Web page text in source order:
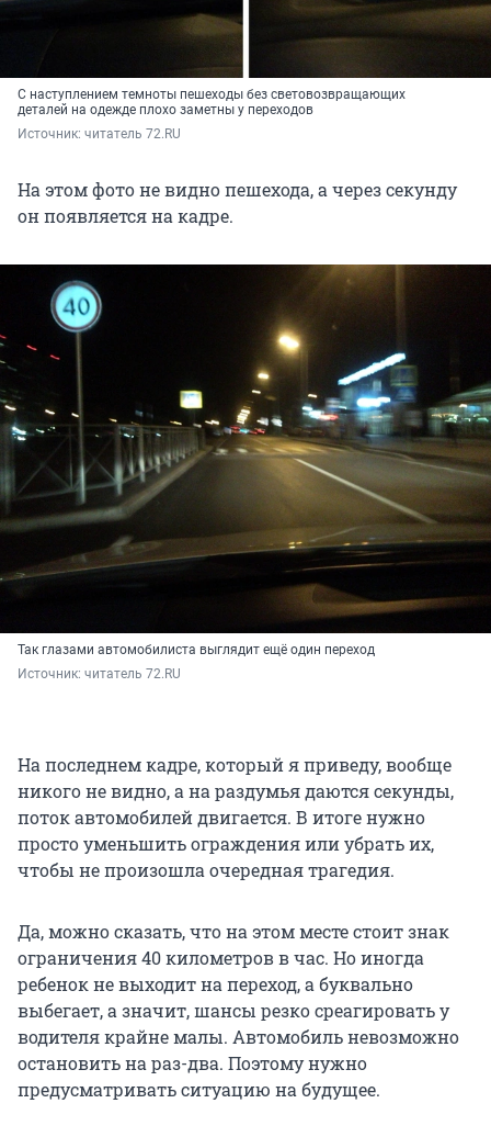
С наступлением темноты пешеходы без световозвращающих
деталей на одежде плохо заметны у переходов
Источник: читатель 72.RU
На этом фото не видно пешехода, а через секунду
он появляется на кадре.
Так глазами автомобилиста выглядит ещё один переход
Источник: читатель 72.RU
На последнем кадре, который я приведу, вообще
никого не видно, а на раздумья даются секунды,
поток автомобилей двигается. В итоге нужно
просто уменьшить ограждения или убрать их,
чтобы не произошла очередная трагедия.
Да, можно сказать, что на этом месте стоит знак
ограничения 40 километров в час. Но иногда
ребенок не выходит на переход, а буквально
выбегает, а значит, шансы резко среагировать у
водителя крайне малы. Автомобиль невозможно
остановить на раз-два. Поэтому нужно
предусматривать ситуацию на будущее.